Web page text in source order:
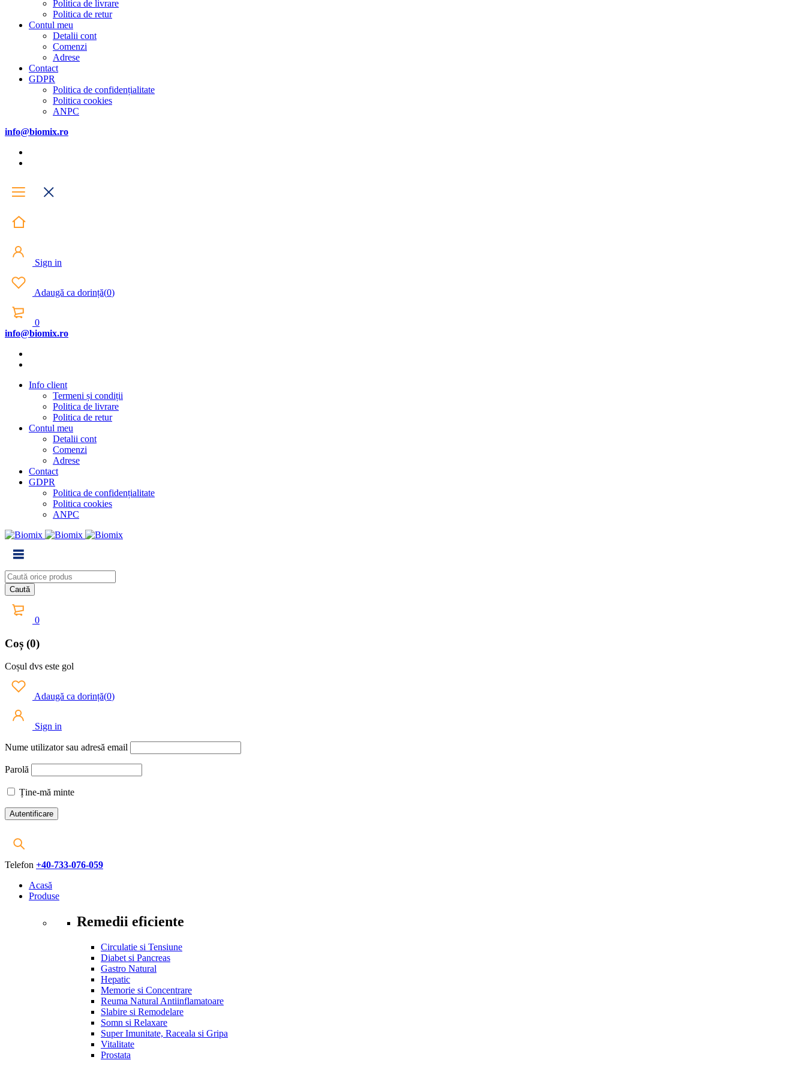
Politica de livrare
Politica de retur
Contul meu
Detalii cont
Comenzi
Adrese
Contact
GDPR
Politica de confidențialitate
Politica cookies
ANPC
info@biomix.ro
Sign in
Adaugă ca dorință(0)
0
info@biomix.ro
Info client
Termeni și condiții
Politica de livrare
Politica de retur
Contul meu
Detalii cont
Comenzi
Adrese
Contact
GDPR
Politica de confidențialitate
Politica cookies
ANPC
0
Coș (0)
Coșul dvs este gol
Adaugă ca dorință(0)
Sign in
Nume utilizator sau adresă email
Parolă
Ține-mă minte
Telefon +40-733-076-059
Acasă
Produse
Remedii eficiente
Circulatie si Tensiune
Diabet si Pancreas
Gastro Natural
Hepatic
Memorie si Concentrare
Reuma Natural Antiinflamatoare
Slabire si Remodelare
Somn si Relaxare
Super Imunitate, Raceala si Gripa
Vitalitate
Prostata